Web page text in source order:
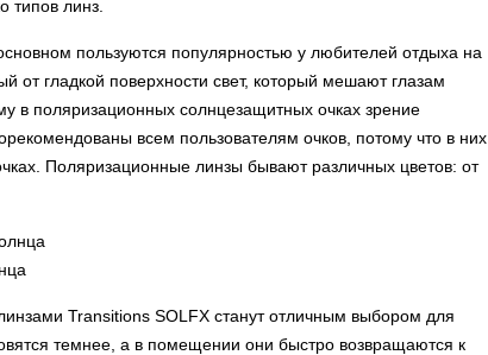
типов линз.
пользуются популярностью у любителей отдыха на
от гладкой поверхности свет, который мешают глазам
в поляризационных солнцезащитных очках зрение
всем пользователям очков, потому что в них
Поляризационные линзы бывают различных цветов: от
Transitions SOLFX станут отличным выбором для
темнее, а в помещении они быстро возвращаются к